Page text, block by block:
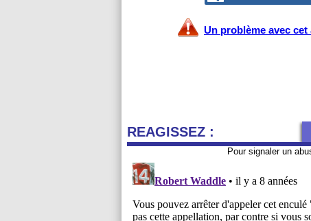
Un problème avec
REAGISSEZ :
Pour signaler un